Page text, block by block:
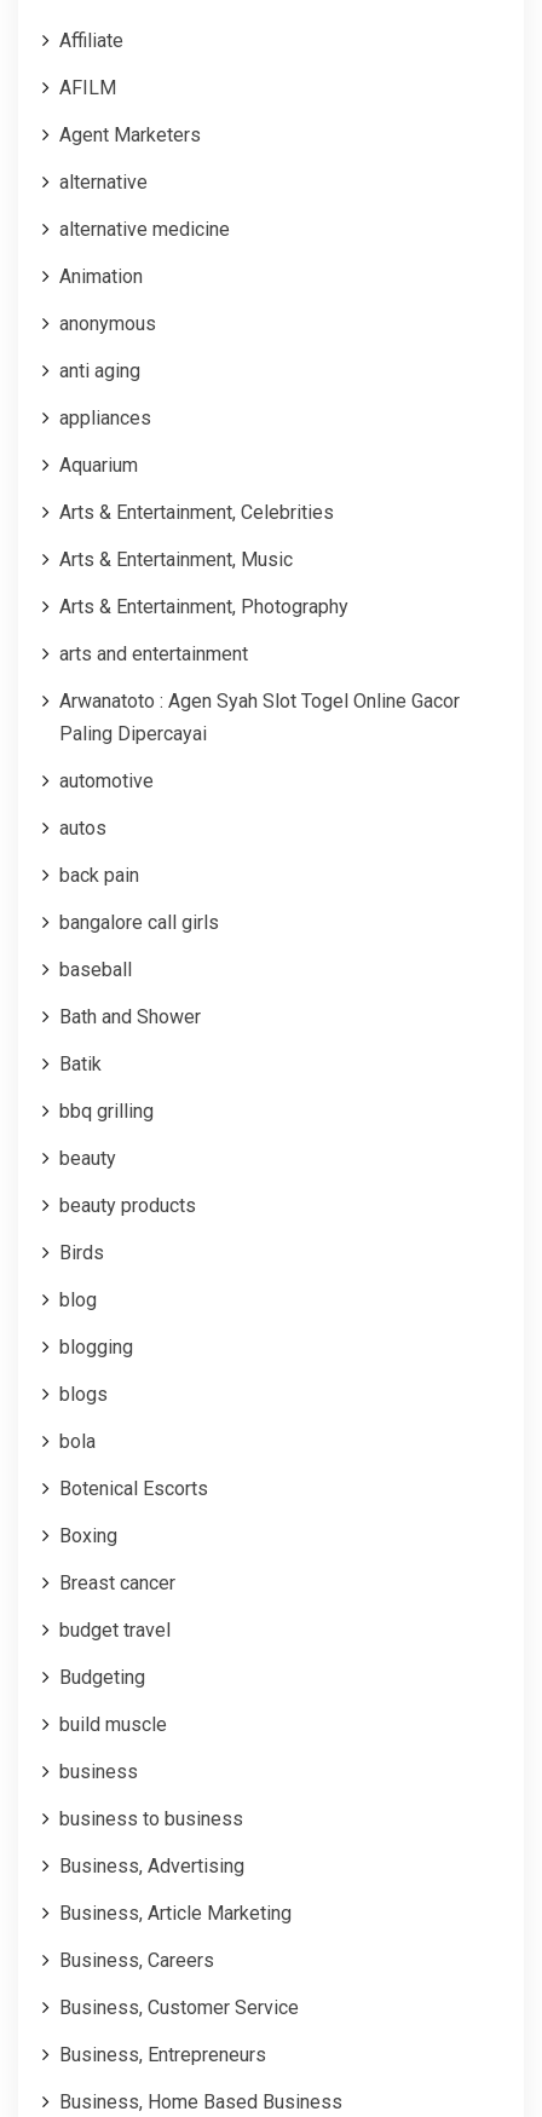
Affiliate
AFILM
Agent Marketers
alternative
alternative medicine
Animation
anonymous
anti aging
appliances
Aquarium
Arts & Entertainment, Celebrities
Arts & Entertainment, Music
Arts & Entertainment, Photography
arts and entertainment
Arwanatoto : Agen Syah Slot Togel Online Gacor
Paling Dipercayai
automotive
autos
back pain
bangalore call girls
baseball
Bath and Shower
Batik
bbq grilling
beauty
beauty products
Birds
blog
blogging
blogs
bola
Botenical Escorts
Boxing
Breast cancer
budget travel
Budgeting
build muscle
business
business to business
Business, Advertising
Business, Article Marketing
Business, Careers
Business, Customer Service
Business, Entrepreneurs
Business, Home Based Business